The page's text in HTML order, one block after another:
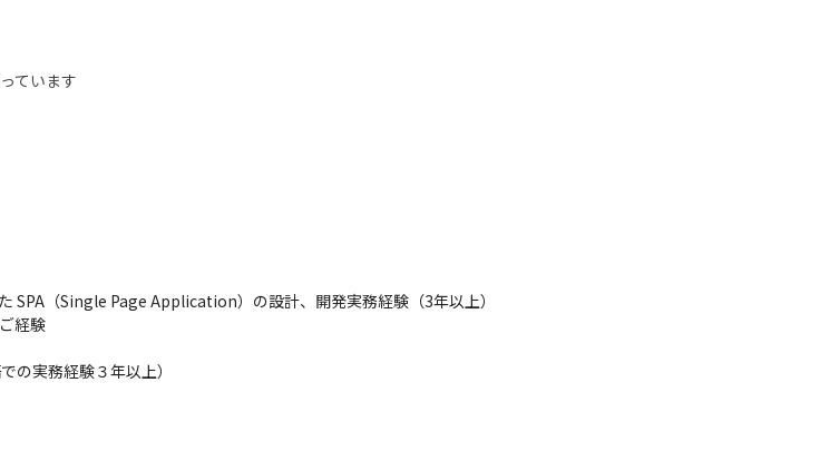
ています
ーザーからの反応がある環境での開発です
SPA（Single Page Application）の設計、開発実務経験（3年以上）
経験
の実務経験３年以上）